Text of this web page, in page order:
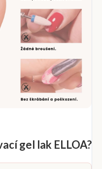
gel lak ELLOA?